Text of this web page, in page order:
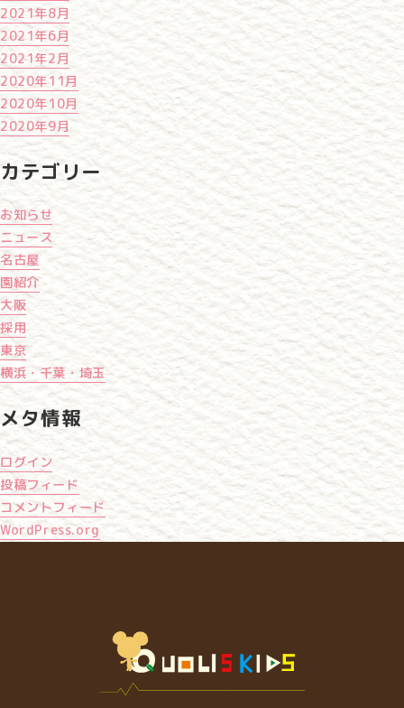
2021年8月
2021年6月
2021年2月
2020年11月
2020年10月
2020年9月
カテゴリー
お知らせ
ニュース
名古屋
園紹介
大阪
採用
東京
横浜・千葉・埼玉
メタ情報
ログイン
投稿フィード
コメントフィード
WordPress.org